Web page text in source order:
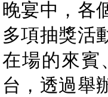
晚宴中，各
多項抽獎活
在場的來賓
台，透過舉